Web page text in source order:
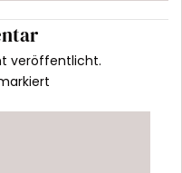
veröffentlicht.